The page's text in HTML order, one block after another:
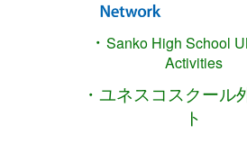
・Sanko High School
Activities
・ユネスコスクール
ト